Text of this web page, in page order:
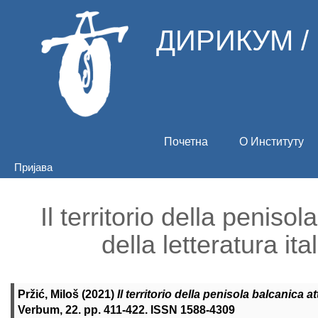
ДИРИКУМ /
Почетна О Институту
Пријава
Il territorio della
della letteratura
Pržić, Miloš (2021) Il territorio della penisola balcanica
Verbum, 22. pp. 411-422. ISSN 1588-4309